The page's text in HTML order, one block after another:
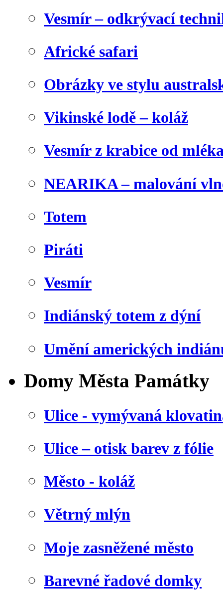
Vesmír – odkrývací
Africké safari
Obrázky ve stylu
Vikinské lodě – koláž
Vesmír z krabice od
NEARIKA – malování
Totem
Piráti
Vesmír
Indiánský totem z dýní
Umění amerických
Domy Města Památky
Ulice - vymývaná
Ulice – otisk barev z fólie
Město - koláž
Větrný mlýn
Moje zasněžené město
Barevné řadové domky